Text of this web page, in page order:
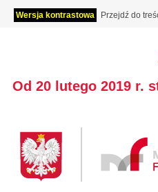
Wersja kontrastowa Przejdź do
Od 20 lutego 2019 r.